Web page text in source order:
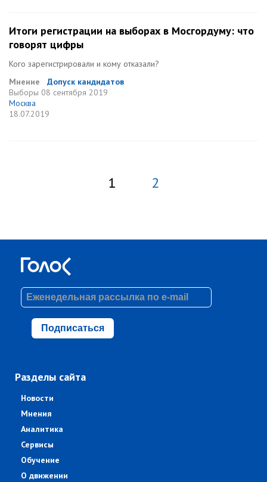
Итоги регистрации на выборах в Мосгордуму: что
говорят цифры
Кого зарегистрировали и кому отказали?
Мнение
Допуск кандидатов
Выборы 08 сентября 2019
Москва
18.07.2019
1 2
Подписаться
Разделы сайта
Новости
Мнения
Аналитика
Сервисы
Обучение
О движении